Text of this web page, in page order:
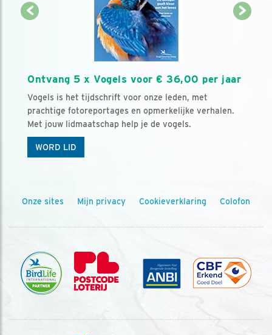
Ontvang 5 x Vogels voor € 36,00 per jaar
Vogels is het tijdschrift voor onze leden, met
prachtige fotoreportages en opmerkelijke verhalen.
Met jouw lidmaatschap help je de vogels.
WORD LID
Onze sites Mijn privacy Cookieverklaring Colofon